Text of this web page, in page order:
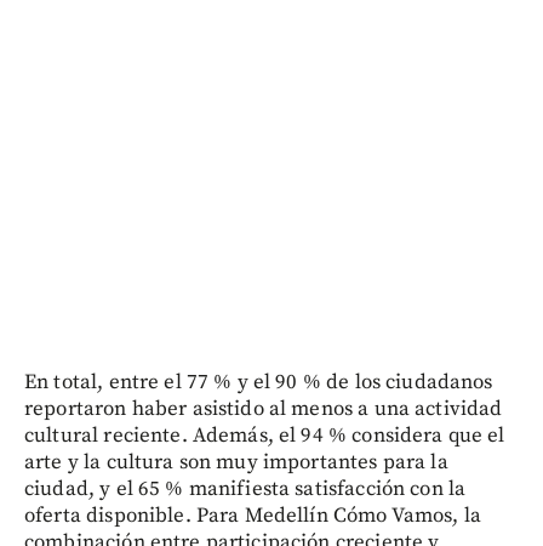
En total, entre el 77 % y el 90 % de los ciudadanos
reportaron haber asistido al menos a una actividad
cultural reciente. Además, el 94 % considera que el
arte y la cultura son muy importantes para la
ciudad, y el 65 % manifiesta satisfacción con la
oferta disponible. Para Medellín Cómo Vamos, la